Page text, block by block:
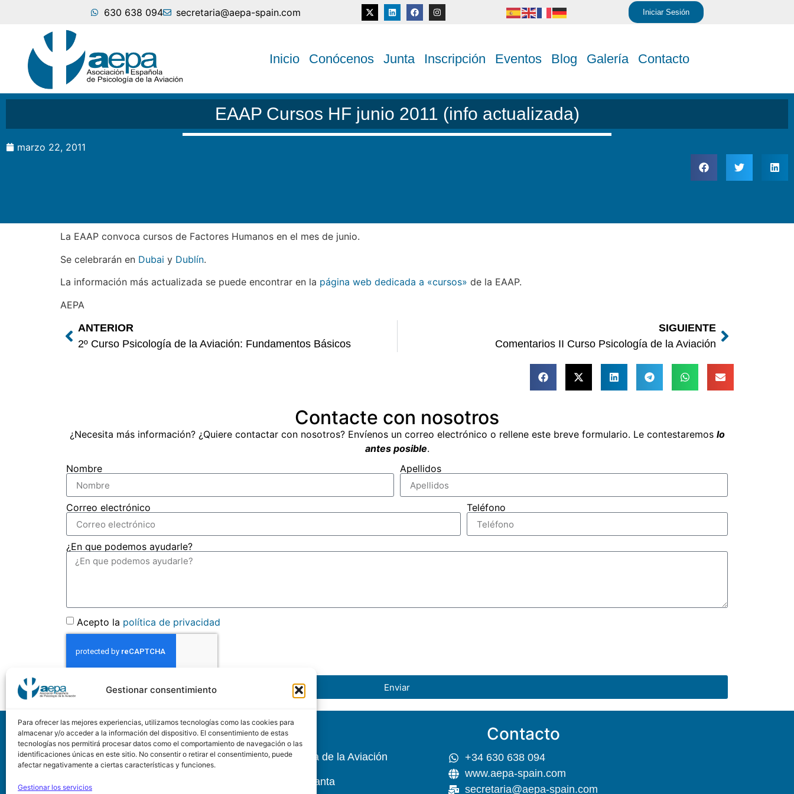
Gestionar consentimiento
Para ofrecer las mejores experiencias, utilizamos tecnologías como las cookies para
almacenar y/o acceder a la información del dispositivo. El consentimiento de estas
tecnologías nos permitirá procesar datos como el comportamiento de navegación o las
identificaciones únicas en este sitio. No consentir o retirar el consentimiento, puede
afectar negativamente a ciertas características y funciones.
Gestionar los servicios
Iniciar Sesión
630 638 094 secretaria@aepa-spain.com
Inicio Conócenos Junta Inscripción Eventos Blog Galería Contacto
EAAP Cursos HF junio 2011 (info actualizada)
marzo 22, 2011
La EAAP convoca cursos de Factores Humanos en el mes de junio.
Se celebrarán en Dubai y Dublín.
La información más actualizada se puede encontrar en la página web dedicada a «cursos» de la EAAP.
AEPA
ANTERIOR
2º Curso Psicología de la Aviación: Fundamentos Básicos
SIGUIENTE
Comentarios II Curso Psicología de la Aviación
Contacte con nosotros
¿Necesita más información? ¿Quiere contactar con nosotros? Envíenos un correo electrónico o rellene este breve formulario. Le contestaremos lo
antes posible.
Nombre
Apellidos
Correo electrónico Teléfono
¿En que podemos ayudarle?
Acepto la política de privacidad
Enviar
AEPA
Asociación Española de Psicología de la Aviación
Calle Conde de Peñalver, 45 5ª Planta
Contacto
+34 630 638 094
www.aepa-spain.com
secretaria@aepa-spain.com